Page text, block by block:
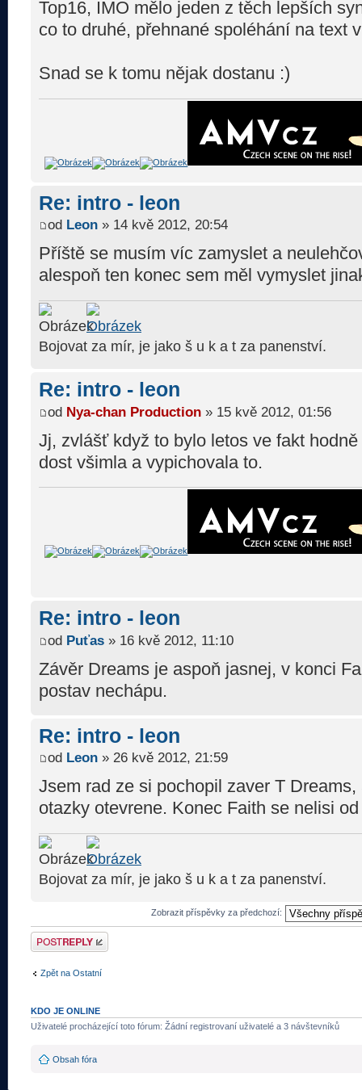
Top16, IMO mělo jeden z těch lepších
co to druhé, přehnané spoléhání na text
Snad se k tomu nějak dostanu :)
Re: intro - leon
od Leon » 14 kvě 2012, 20:54
Příště se musím víc zamyslet a
alespoň ten konec sem měl vymyslet
Bojovat za mír, je jako š u k a t za panenství.
Re: intro - leon
od Nya-chan Production » 15 kvě 2012, 01:56
Jj, zvlášť když to bylo letos ve fakt
dost všimla a vypichovala to.
Re: intro - leon
od Puťas » 16 kvě 2012, 11:10
Závěr Dreams je aspoň jasnej, v konci
postav nechápu.
Re: intro - leon
od Leon » 26 kvě 2012, 21:59
Jsem rad ze si pochopil zaver T
otazky otevrene. Konec Faith se nelisi
Bojovat za mír, je jako š u k a t za panenství.
Zobrazit příspěvky za předchozí:
Odeslat odpověď
Zpět na Ostatní
KDO JE ONLINE
Uživatelé procházející toto fórum: Žádní registrovaní uživatelé a 3 návštevníků
Obsah fóra